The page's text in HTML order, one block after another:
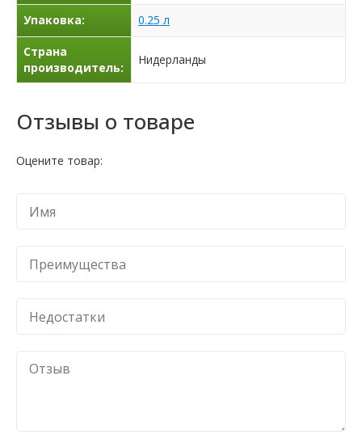
Упаковка: 0.25 л
Страна
производитель:
Нидерланды
Отзывы о товаре
Оцените товар: